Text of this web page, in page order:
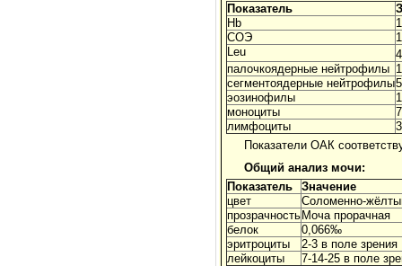
Показатель
Hb
СОЭ
Leu
палочкоядерные нейтрофилы
сегментоядерные нейтрофилы
эозинофилы
моноциты
лимфоциты
Показатели ОАК
Общий анализ мочи:
Показатель
Значение
цвет
Соломенно-
прозрачность Моча прорачная
белок
0,066‰
эритроциты
2-3 в поле зрения
лейкоциты
7-14-25 в поле